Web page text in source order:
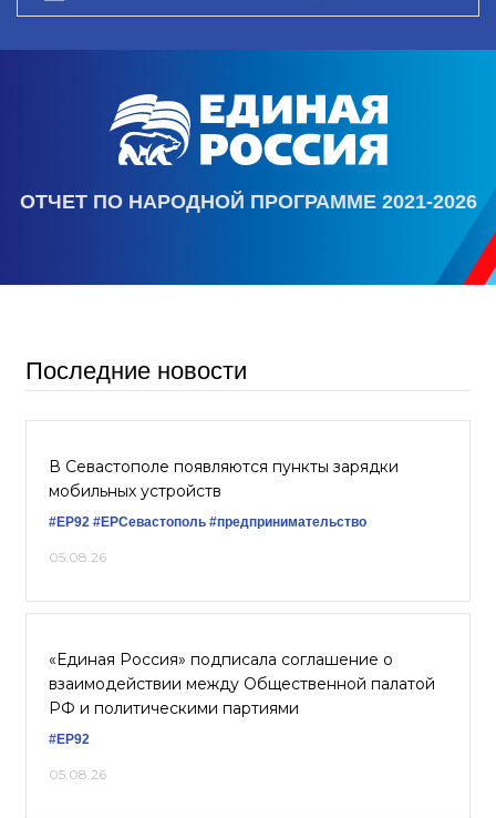
ОТЧЕТ ПО НАРОДНОЙ ПРОГРАММЕ 2021-2026
Последние новости
В Севастополе появляются пункты зарядки
мобильных устройств
#ЕР92 #ЕРСевастополь #предпринимательство
05.08.26
«Единая Россия» подписала соглашение о
взаимодействии между Общественной палатой
РФ и политическими партиями
#ЕР92
05.08.26